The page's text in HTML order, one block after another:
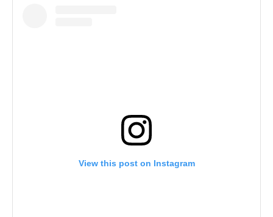
View this post on Instagram